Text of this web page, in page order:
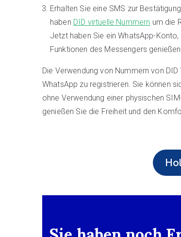
Erhalten Sie eine SMS zur
haben DID virtuelle Nummern um die
Jetzt haben Sie ein WhatsApp-
Funktionen des Messengers
Die Verwendung von Nummern von
WhatsApp zu registrieren. Sie können
ohne Verwendung einer physischen
genießen Sie die Freiheit und den